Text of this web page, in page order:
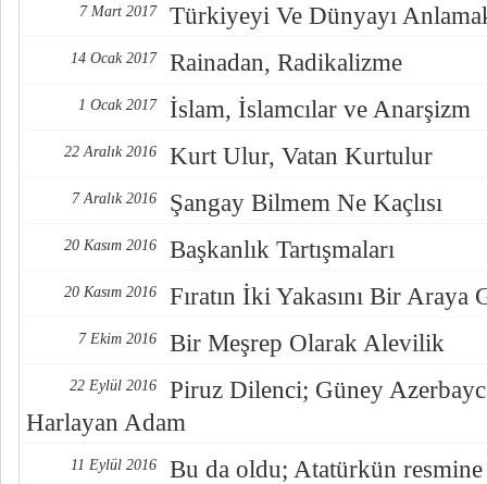
7 Mart 2017 Türkiyeyi Ve Dünyayı
14 Ocak 2017 Rainadan, Radikalizme
1 Ocak 2017 İslam, İslamcılar ve Anarşizm
22 Aralık 2016 Kurt Ulur, Vatan Kurtulur
7 Aralık 2016 Şangay Bilmem Ne Kaçlısı
20 Kasım 2016 Başkanlık Tartışmaları
20 Kasım 2016 Fıratın İki Yakasını Bir Araya
7 Ekim 2016 Bir Meşrep Olarak Alevilik
22 Eylül 2016
Piruz Dilenci; Güney
Harlayan Adam
11 Eylül 2016 Bu da oldu; Atatürkün resmine